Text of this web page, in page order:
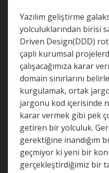
Yazılım geliştirme
yolculuklarından birisi
Driven Design(DDD)
çaplı kurumsal
çalışacağımıza karar
domain sınırlarını
kurgulamak, ortak
jargonu kod içerisinde
karar vermek gibi pek
getiren bir yolculuk.
gerektiğine inandığım
geçmiyor ki yeni bir
gerçekleştirdiğimiz bir